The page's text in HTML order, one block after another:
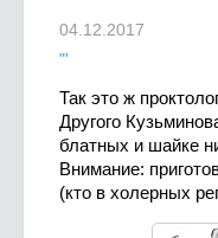
04.12.2017
"'
Так это ж
Другого
блатных и шайке
Внимание:
(кто в холерных